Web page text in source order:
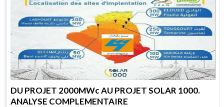
DU PROJET 2000MWc AU PROJET SOLAR 1000.
ANALYSE COMPLEMENTAIRE